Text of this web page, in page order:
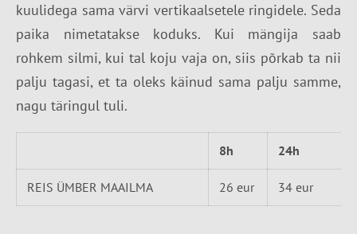
kuulidega sama värvi vertikaalsetele ringidele. Seda
paika nimetatakse koduks. Kui mängija saab
rohkem silmi, kui tal koju vaja on, siis põrkab ta nii
palju tagasi, et ta oleks käinud sama palju samme,
nagu täringul tuli.
8h 24h
REIS ÜMBER MAAILMA 26 eur 34 eur